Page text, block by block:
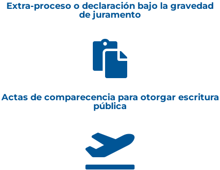
Extra-proceso o declaración bajo la gravedad
de juramento

Actas de comparecencia para otorgar escritura
pública
